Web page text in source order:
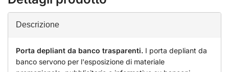
Descrizione
Porta depliant da banco trasparenti. I porta depliant da
banco servono per l'esposizione di materiale